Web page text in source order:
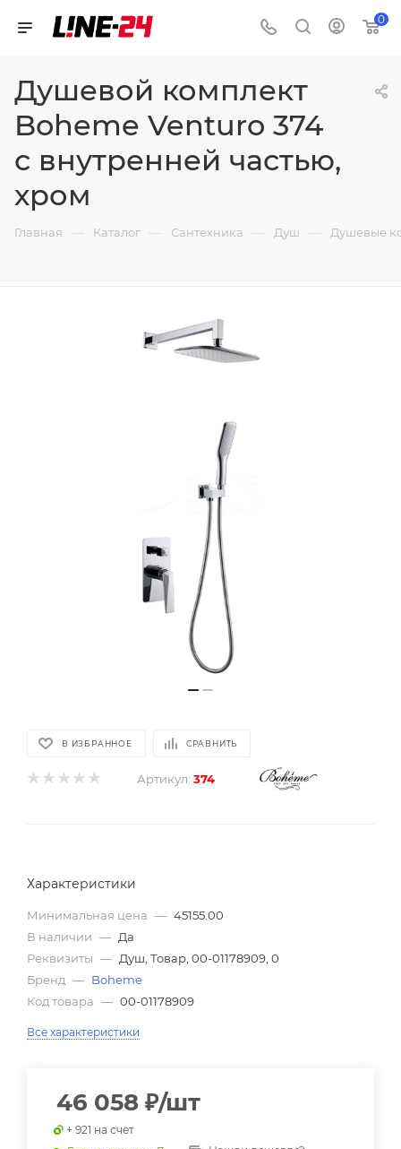
0
Душевой комплект
Boheme Venturo 374
с внутренней частью,
хром
Главная — Каталог — Сантехника — Душ — Душевые
В ИЗБРАННОЕ СРАВНИТЬ
Артикул: 374
Характеристики
Минимальная цена — 45155.00
В наличии — Да
Реквизиты — Душ, Товар, 00-01178909, 0
Бренд — Boheme
Код товара — 00-01178909
Все характеристики
46 058 ₽/шт
+ 921 на счет